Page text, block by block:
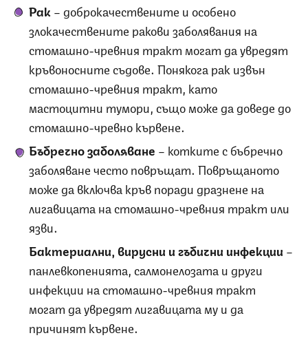
Рак – доброкачествените и особено
злокачествените ракови заболявания на
стомашно-чревния тракт могат да увредят
кръвоносните съдове. Понякога рак извън
стомашно-чревния тракт, като
мастоцитни тумори, също може да доведе до
стомашно-чревно кървене.
Бъбречно заболяване – котките с бъбречно
заболяване често повръщат. Повръщаното
може да включва кръв поради дразнене на
лигавицата на стомашно-чревния тракт или
язви.
Бактериални, вирусни и гъбични инфекции –
панлевкопенията, салмонелозата и други
инфекции на стомашно-чревния тракт
могат да увредят лигавицата му и да
причинят кървене.